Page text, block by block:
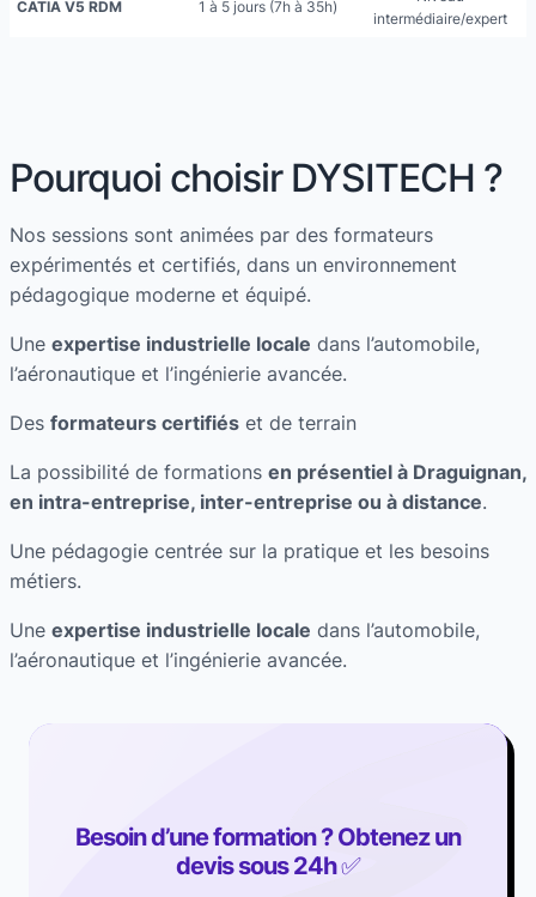
CATIA V5 RDM 1 à 5 jours (7h à 35h)
intermédiaire/expert
Pourquoi choisir DYSITECH ?
Nos sessions sont animées par des formateurs
expérimentés et certifiés, dans un environnement
pédagogique moderne et équipé.
Une expertise industrielle locale dans l’automobile,
l’aéronautique et l’ingénierie avancée.
Des formateurs certifiés et de terrain
La possibilité de formations en présentiel à Draguignan,
en intra-entreprise, inter-entreprise ou à distance.
Une pédagogie centrée sur la pratique et les besoins
métiers.
Une expertise industrielle locale dans l’automobile,
l’aéronautique et l’ingénierie avancée.
Besoin d’une formation ? Obtenez un
devis sous 24h✅